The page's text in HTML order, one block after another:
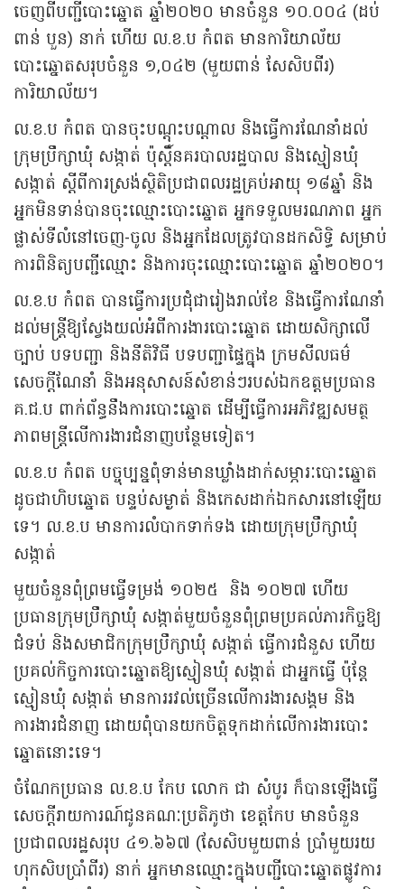
ចេញពីបញ្ជីបោះឆ្នោត ឆ្នាំ២០២០ មានចំនួន ១០.០០៤ (ដប់
ពាន់ បួន) នាក់ ហើយ ល.ខ.ប កំពត មានការិយាល័យ
បោះឆ្នោតសរុបចំនួន ១,០៤២ (មួយពាន់ សែសិបពីរ)
ការិយាល័យ។
ល.ខ.ប កំពត បានចុះបណ្ដុះបណ្ដាល និងធ្វើការណែនាំដល់
ក្រុមប្រឹក្សាឃុំ សង្កាត់ ប៉ុស្តិ៍នគរបាលរដ្ឋបាល និងស្មៀនឃុំ
សង្កាត់ ស្ដីពីការស្រង់ស្ថិតិប្រជាពលរដ្ឋគ្រប់អាយុ ១៨ឆ្នាំ និង
អ្នកមិនទាន់បានចុះឈ្មោះបោះឆ្នោត អ្នកទទួលមរណភាព អ្នក
ផ្លាស់ទីលំនៅចេញ-ចូល និងអ្នកដែលត្រូវបានដកសិទ្ធិ សម្រាប់
ការពិនិត្យបញ្ជីឈ្មោះ និងការចុះឈ្មោះបោះឆ្នោត ឆ្នាំ២០២០។
ល.ខ.ប កំពត បានធ្វើការប្រជុំជារៀងរាល់ខែ និងធ្វើការណែនាំ
ដល់មន្ត្រីឱ្យស្វែងយល់អំពីការងារបោះឆ្នោត ដោយសិក្សាលើ
ច្បាប់ បទបញ្ជា និងនីតិវិធី បទបញ្ជាផ្ទៃក្នុង ក្រមសីលធម៌
សេចក្ដីណែនាំ និងអនុសាសន៍សំខាន់ៗរបស់ឯកឧត្តមប្រធាន
គ.ជ.ប ពាក់ព័ន្ធនឹងការបោះឆ្នោត ដើម្បីធ្វើការអភិវឌ្ឍសមត្ថ
ភាពមន្ត្រីលើការងារជំនាញបន្ថែមទៀត។
ល.ខ.ប កំពត បច្ចុប្បន្នពុំទាន់មានឃ្លាំងដាក់សម្ភារៈបោះឆ្នោត
ដូចជាហិបឆ្នោត បន្ទប់សម្ងាត់ និងកេសដាក់ឯកសារនៅឡើយ
ទេ។ ល.ខ.ប មានការលំបាកទាក់ទង ដោយក្រុមប្រឹក្សាឃុំ
សង្កាត់
មួយចំនួនពុំព្រមធ្វើទម្រង់ ១០២៥ និង ១០២៧ ហើយ
ប្រធានក្រុមប្រឹក្សាឃុំ សង្កាត់មួយចំនួនពុំព្រមប្រគល់ភារកិច្ចឱ្យ
ជំទប់ និងសមាជិកក្រុមប្រឹក្សាឃុំ សង្កាត់ ធ្វើការជំនួស ហើយ
ប្រគល់កិច្ចការបោះឆ្នោតឱ្យស្មៀនឃុំ សង្កាត់ ជាអ្នកធ្វើ ប៉ុន្តែ
ស្មៀនឃុំ សង្កាត់ មានការរវល់ច្រើនលើការងារសង្គម និង
ការងារជំនាញ ដោយពុំបានយកចិត្តទុកដាក់លើការងារបោះ
ឆ្នោតនោះទេ។
ចំណែកប្រធាន ល.ខ.ប កែប លោក ជា សំបូរ ក៏បានឡើងធ្វើ
សេចក្ដីរាយការណ៍ជូនគណៈប្រតិភូថា ខេត្តកែប មានចំនួន
ប្រជាពលរដ្ឋសរុប ៤១.៦៦៧ (សែសិបមួយពាន់ ប្រាំមួយរយ
ហុកសិបប្រាំពីរ) នាក់ អ្នកមានឈ្មោះក្នុងបញ្ជីបោះឆ្នោតផ្លូវការ